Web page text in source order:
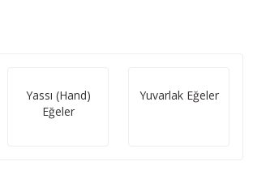
Yassı (Hand)
Eğeler
Yuvarlak Eğeler